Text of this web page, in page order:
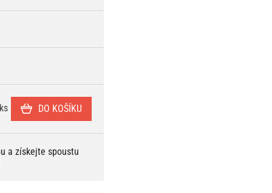
ks DO KOŠÍKU
a získejte spoustu